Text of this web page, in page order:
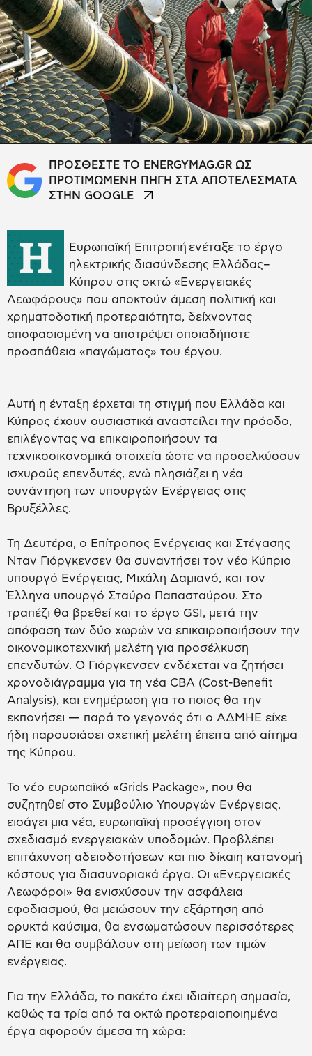
ΠΡΟΣΘΕΣΤΕ ΤΟ ENERGYMAG.GR ΩΣ
ΠΡΟΤΙΜΩΜΕΝΗ ΠΗΓΗ ΣΤΑ ΑΠΟΤΕΛΕΣΜΑΤΑ
ΣΤΗΝ GOOGLE
Η
Ευρωπαϊκή Επιτροπή ενέταξε το έργο
ηλεκτρικής διασύνδεσης Ελλάδας–
Κύπρου στις οκτώ «Ενεργειακές
Λεωφόρους» που αποκτούν άμεση πολιτική και
χρηματοδοτική προτεραιότητα, δείχνοντας
αποφασισμένη να αποτρέψει οποιαδήποτε
προσπάθεια «παγώματος» του έργου.
Αυτή η ένταξη έρχεται τη στιγμή που Ελλάδα και
Κύπρος έχουν ουσιαστικά αναστείλει την πρόοδο,
επιλέγοντας να επικαιροποιήσουν τα
τεχνικοοικονομικά στοιχεία ώστε να προσελκύσουν
ισχυρούς επενδυτές, ενώ πλησιάζει η νέα
συνάντηση των υπουργών Ενέργειας στις
Βρυξέλλες.
Τη Δευτέρα, ο Επίτροπος Ενέργειας και Στέγασης
Νταν Γιόργκενσεν θα συναντήσει τον νέο Κύπριο
υπουργό Ενέργειας, Μιχάλη Δαμιανό, και τον
Έλληνα υπουργό Σταύρο Παπασταύρου. Στο
τραπέζι θα βρεθεί και το έργο GSI, μετά την
απόφαση των δύο χωρών να επικαιροποιήσουν την
οικονομικοτεχνική μελέτη για προσέλκυση
επενδυτών. Ο Γιόργκενσεν ενδέχεται να ζητήσει
χρονοδιάγραμμα για τη νέα CBA (Cost-Benefit
Analysis), και ενημέρωση για το ποιος θα την
εκπονήσει — παρά το γεγονός ότι ο ΑΔΜΗΕ είχε
ήδη παρουσιάσει σχετική μελέτη έπειτα από αίτημα
της Κύπρου.
Το νέο ευρωπαϊκό «Grids Package», που θα
συζητηθεί στο Συμβούλιο Υπουργών Ενέργειας,
εισάγει μια νέα, ευρωπαϊκή προσέγγιση στον
σχεδιασμό ενεργειακών υποδομών. Προβλέπει
επιτάχυνση αδειοδοτήσεων και πιο δίκαιη κατανομή
κόστους για διασυνοριακά έργα. Οι «Ενεργειακές
Λεωφόροι» θα ενισχύσουν την ασφάλεια
εφοδιασμού, θα μειώσουν την εξάρτηση από
ορυκτά καύσιμα, θα ενσωματώσουν περισσότερες
ΑΠΕ και θα συμβάλουν στη μείωση των τιμών
ενέργειας.
Για την Ελλάδα, το πακέτο έχει ιδιαίτερη σημασία,
καθώς τα τρία από τα οκτώ προτεραιοποιημένα
έργα αφορούν άμεσα τη χώρα: